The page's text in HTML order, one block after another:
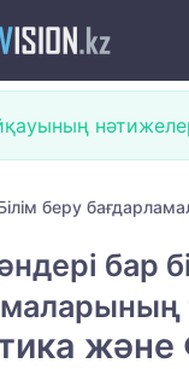
беру
бар
және